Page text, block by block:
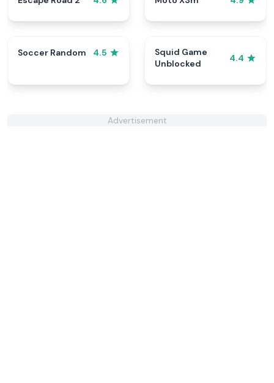
Soccer Random 4.5
Squid Game
Unblocked
4.4
Advertisement